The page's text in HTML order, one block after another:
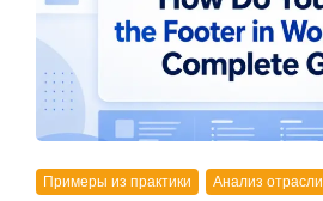
Примеры из практики Анализ отрасли